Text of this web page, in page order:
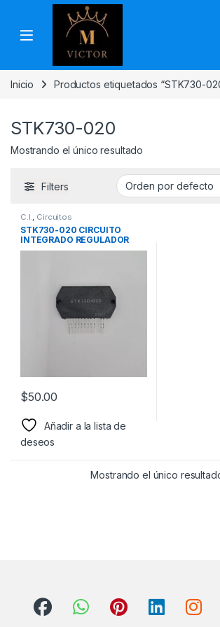
Skip to navigation
Skip to content
Inicio Productos etiquetados “STK730-
STK730-020
Mostrando el único resultado
Filters
C.I., Circuitos
STK730-020 CIRCUITO
INTEGRADO REGULADOR
MARCA SANYO
$50.00
Añadir a la lista de
deseos
Mostrando el único